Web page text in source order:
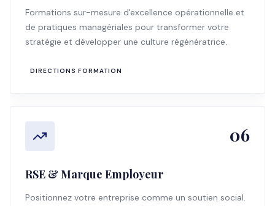
Formations sur-mesure d'excellence opérationnelle et
de pratiques managériales pour transformer votre
stratégie et développer une culture régénératrice.
DIRECTIONS FORMATION
06
RSE & Marque Employeur
Positionnez votre entreprise comme un soutien social.